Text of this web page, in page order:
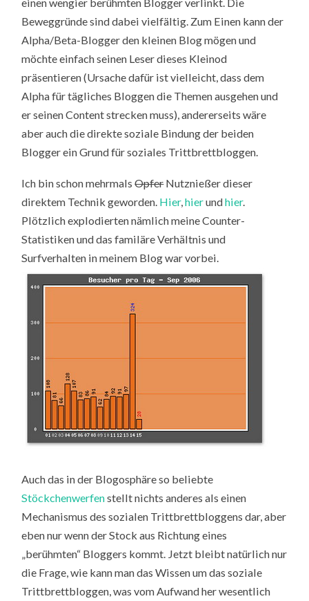
Beweggründe sind dabei vielfältig. Zum Einen kann der
Alpha/Beta-Blogger den kleinen Blog mögen und
möchte einfach seinen Leser dieses Kleinod
präsentieren (Ursache dafür ist vielleicht, dass dem
Alpha für tägliches Bloggen die Themen ausgehen und
er seinen Content strecken muss), andererseits wäre
aber auch die direkte soziale Bindung der beiden
Blogger ein Grund für soziales Trittbrettbloggen.
Ich bin schon mehrmalsOpferNutznießer dieser
direktem Technik geworden. Hier,hierundhier.
Plötzlich explodierten nämlich meine Counter-
Statistiken und das familäre Verhältnis und
Surfverhalten in meinem Blog war vorbei.
Auch das in der Blogosphäre so beliebte
Stöckchenwerfenstellt nichts anderes als einen
Mechanismus des sozialen Trittbrettbloggens dar, aber
eben nur wenn der Stock aus Richtung eines
„berühmten“ Bloggers kommt. Jetzt bleibt natürlich nur
die Frage, wie kann man das Wissen um das soziale
Trittbrettbloggen, was vom Aufwand her wesentlich